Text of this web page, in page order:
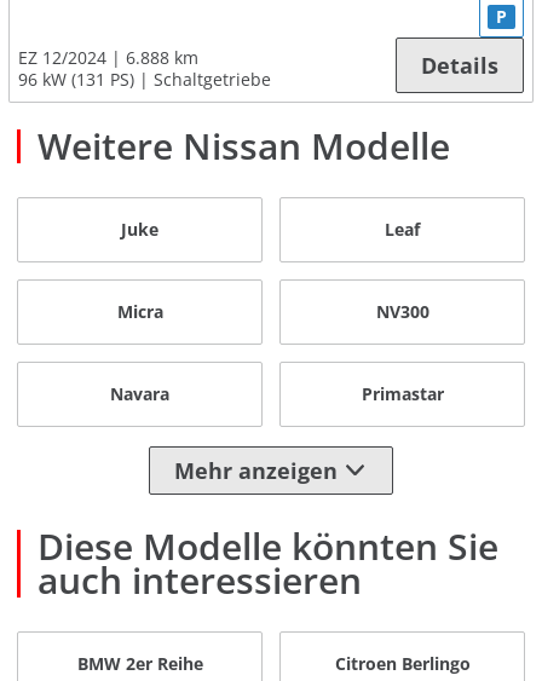
EZ 12/2024
6.888 km
96 kW (131 PS)
Schaltgetriebe
P
Details
Weitere Nissan Modelle
Juke Leaf
Micra NV300
Navara Primastar
Mehr anzeigen
Diese Modelle könnten Sie
auch interessieren
BMW 2er Reihe Citroen Berlingo